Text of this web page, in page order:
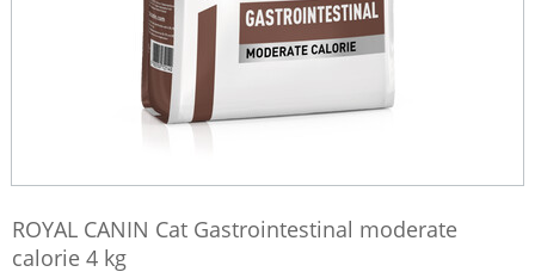
ROYAL CANIN Cat Gastrointestinal moderate
calorie 4 kg